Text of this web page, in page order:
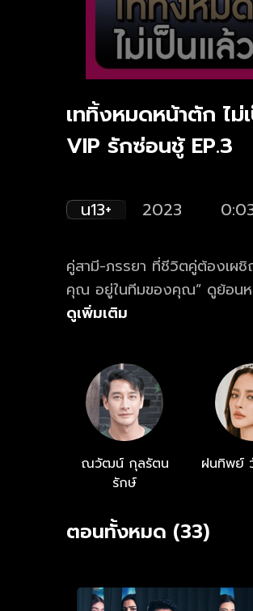
เททิ้งหมดหน้าตัก ไม่
VIP รักซ่อนชู้ EP.3
น13+ 2023
คู่สามี-ภรรยา ที่ชีวิตคู่ต้องเผ
คุณ อยู่ในทีมของคุณ” ดูย้อน
เว็บไซต์และแอปฯ oneD.net
ดูเพิ่มเติม
ณวัฒน์ กุลรัตน
รักษ์
ฝนทิพย์
ตอนทั้งหมด (33)